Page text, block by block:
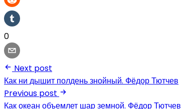
0
Next post
Как ни дышит полдень знойный. Фёдор Тютчев
Previous post
Как океан объемлет шар земной. Фёдор Тютчев